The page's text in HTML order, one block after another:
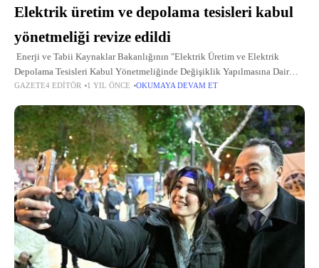
Elektrik üretim ve depolama tesisleri kabul
yönetmeliği revize edildi
Enerji ve Tabii Kaynaklar Bakanlığının "Elektrik Üretim ve Elektrik
Depolama Tesisleri Kabul Yönetmeliğinde Değişiklik Yapılmasına Dair
Yönetmeliği", Resmi Gazete'de yayımlanarak yürürlüğe girdi. Buna göre,
GAZETE4 EDITÖR 1 YIL ÖNCE OKUMAYA DEVAM ET